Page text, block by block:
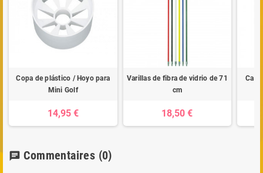
Copa de plástico / Hoyo para
Mini Golf
14,95 €
Varillas de fibra de vidrio de 71
cm
18,50 €
chat Commentaires (0)